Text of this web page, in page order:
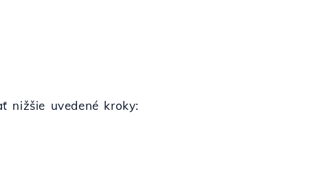
nižšie uvedené kroky: